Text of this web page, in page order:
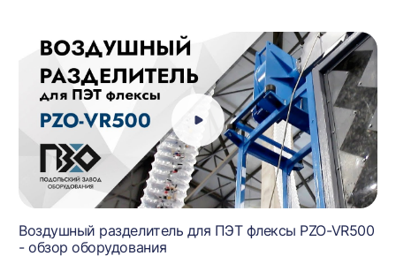
Воздушный разделитель для ПЭТ флексы PZO-VR500
- обзор оборудования